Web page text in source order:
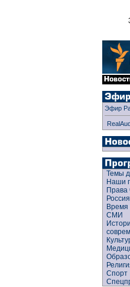
Эфир
Темы
Наши
Права
Россия
СМИ
Спорт